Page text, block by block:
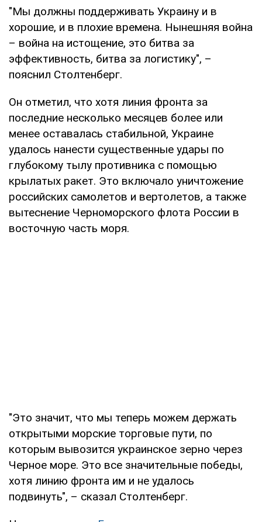
"Мы должны поддерживать Украину и в
хорошие, и в плохие времена. Нынешняя война
– война на истощение, это битва за
эффективность, битва за логистику", –
пояснил Столтенберг.
Он отметил, что хотя линия фронта за
последние несколько месяцев более или
менее оставалась стабильной, Украине
удалось нанести существенные удары по
глубокому тылу противника с помощью
крылатых ракет. Это включало уничтожение
российских самолетов и вертолетов, а также
вытеснение Черноморского флота России в
восточную часть моря.
"Это значит, что мы теперь можем держать
открытыми морские торговые пути, по
которым вывозится украинское зерно через
Черное море. Это все значительные победы,
хотя линию фронта им и не удалось
подвинуть", – сказал Столтенберг.